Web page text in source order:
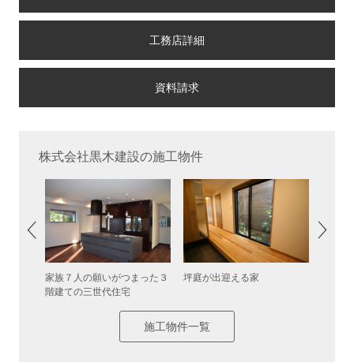
工務店詳細
株式会社黒木建設の施工物件
家族７人の願いがつまった３
階建ての三世代住宅
坪庭が出迎える家
施工物件一覧